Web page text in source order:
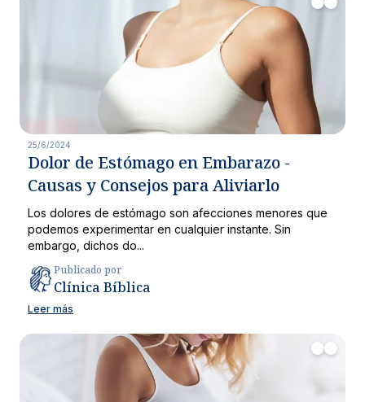
25/6/2024
Dolor de Estómago en Embarazo -
Causas y Consejos para Aliviarlo
Los dolores de estómago son afecciones menores que
podemos experimentar en cualquier instante. Sin
embargo, dichos do...
Publicado por
Clínica Bíblica
Leer más